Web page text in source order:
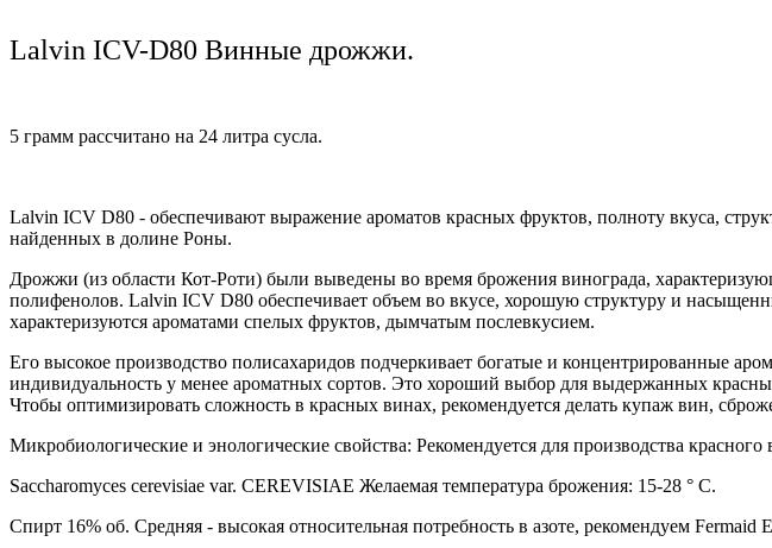
Lalvin ICV-D80 Винные дрожжи.
5 грамм рассчитано на 24 литра сусла.
Lalvin ICV D80 - обеспечивают выражение ароматов красных фруктов, полноту вкуса,
найденных в долине Роны.
Дрожжи (из области Кот-Роти) были выведены во время брожения винограда,
полифенолов. Lalvin ICV D80 обеспечивает объем во вкусе, хорошую структуру и
характеризуются ароматами спелых фруктов, дымчатым послевкусием.
Его высокое производство полисахаридов подчеркивает богатые и концентрированные
индивидуальность у менее ароматных сортов. Это хороший выбор для выдержанных
Чтобы оптимизировать сложность в красных винах, рекомендуется делать купаж вин,
Микробиологические и энологические свойства: Рекомендуется для производства
Saccharomyces cerevisiae var. CEREVISIAE Желаемая температура брожения: 15-28 ° C.
Спирт 16% об. Средняя - высокая относительная потребность в азоте, рекомендуем